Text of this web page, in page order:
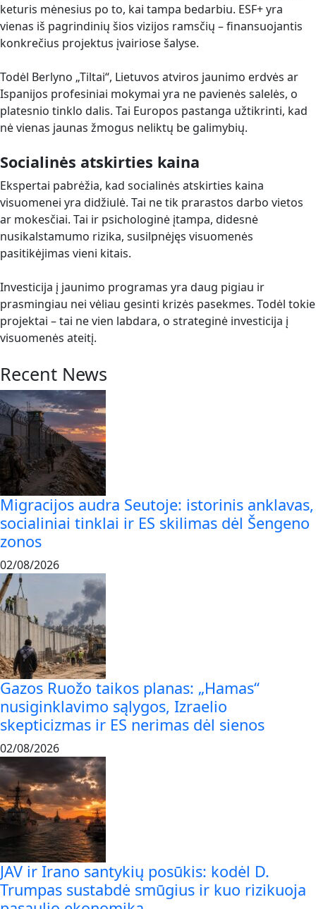
keturis mėnesius po to, kai tampa bedarbiu. ESF+ yra
vienas iš pagrindinių šios vizijos ramsčių – finansuojantis
konkrečius projektus įvairiose šalyse.
Todėl Berlyno „Tiltai“, Lietuvos atviros jaunimo erdvės ar
Ispanijos profesiniai mokymai yra ne pavienės salelės, o
platesnio tinklo dalis. Tai Europos pastanga užtikrinti, kad
nė vienas jaunas žmogus neliktų be galimybių.
Socialinės atskirties kaina
Ekspertai pabrėžia, kad socialinės atskirties kaina
visuomenei yra didžiulė. Tai ne tik prarastos darbo vietos
ar mokesčiai. Tai ir psichologinė įtampa, didesnė
nusikalstamumo rizika, susilpnėjęs visuomenės
pasitikėjimas vieni kitais.
Investicija į jaunimo programas yra daug pigiau ir
prasmingiau nei vėliau gesinti krizės pasekmes. Todėl tokie
projektai – tai ne vien labdara, o strateginė investicija į
visuomenės ateitį.
Recent News
Migracijos audra Seutoje: istorinis anklavas,
socialiniai tinklai ir ES skilimas dėl Šengeno
zonos
02/08/2026
Gazos Ruožo taikos planas: „Hamas“
nusiginklavimo sąlygos, Izraelio
skepticizmas ir ES nerimas dėl sienos
02/08/2026
JAV ir Irano santykių posūkis: kodėl D.
Trumpas sustabdė smūgius ir kuo rizikuoja